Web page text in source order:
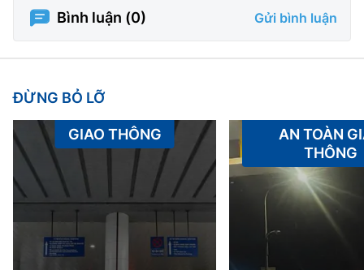
Bình luận (0) Gửi bình luận
ĐỪNG BỎ LỠ
GIAO THÔNG
AN TOÀN
THÔNG